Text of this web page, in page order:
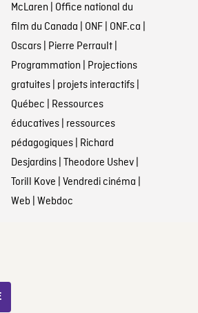
McLaren | Office national du
film du Canada | ONF| ONF.ca |
Oscars| Pierre Perrault|
Programmation | Projections
gratuites| projets interactifs|
Québec | Ressources
éducatives| ressources
pédagogiques| Richard
Desjardins| Theodore Ushev|
Torill Kove | Vendredi cinéma |
Web | Webdoc